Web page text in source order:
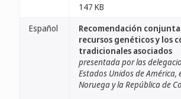
147 KB
Español
Recomendación
recursos genéticos y los
tradicionales asociados
presentada por las
Estados Unidos de América,
Noruega y la República de